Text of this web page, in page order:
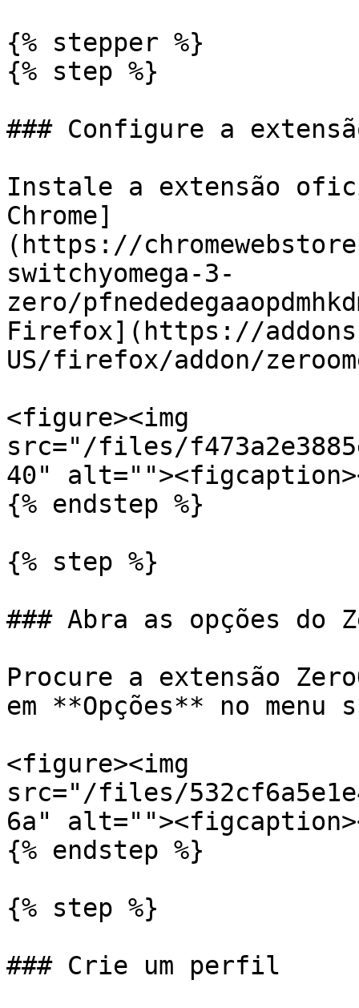
{% stepper %}
{% step %}
### Configure a
Instale a extensão
Chrome]
(https://
switchyomega-3-
zero/
Firefox](https://
US/firefox/addon/
<figure><img
src="/files/
40"
{% endstep %}
{% step %}
### Abra as opções do
Procure a extensão
em **Opções** no menu
<figure><img
src="/files/
6a"
{% endstep %}
{% step %}
### Crie um perfil